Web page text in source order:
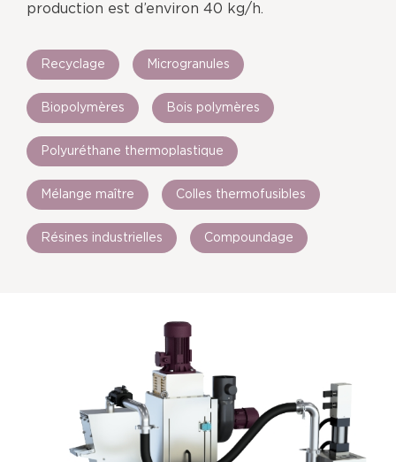
production est d’environ 40 kg/h.
Recyclage Microgranules
Biopolymères Bois polymères
Polyuréthane thermoplastique
Mélange maître Colles thermofusibles
Résines industrielles Compoundage